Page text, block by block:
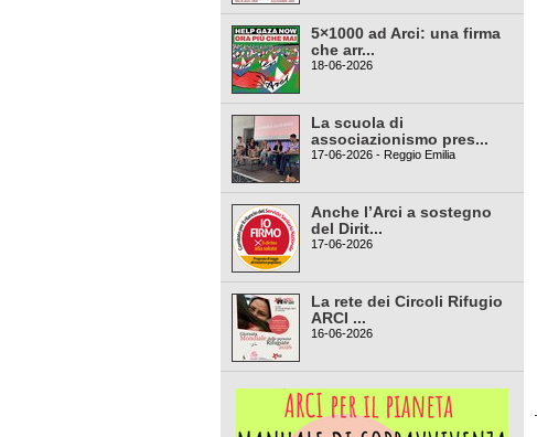
5×1000 ad Arci: una firma
che arr...
18-06-2026
La scuola di
associazionismo pres...
17-06-2026 - Reggio Emilia
Anche l’Arci a sostegno
del Dirit...
17-06-2026
La rete dei Circoli Rifugio
ARCI ...
16-06-2026